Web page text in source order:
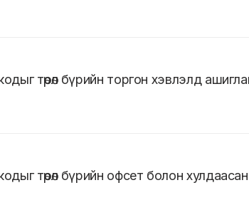
кодыг төрөл бүрийн торгон хэвлэлд
кодыг төрөл бүрийн офсет болон